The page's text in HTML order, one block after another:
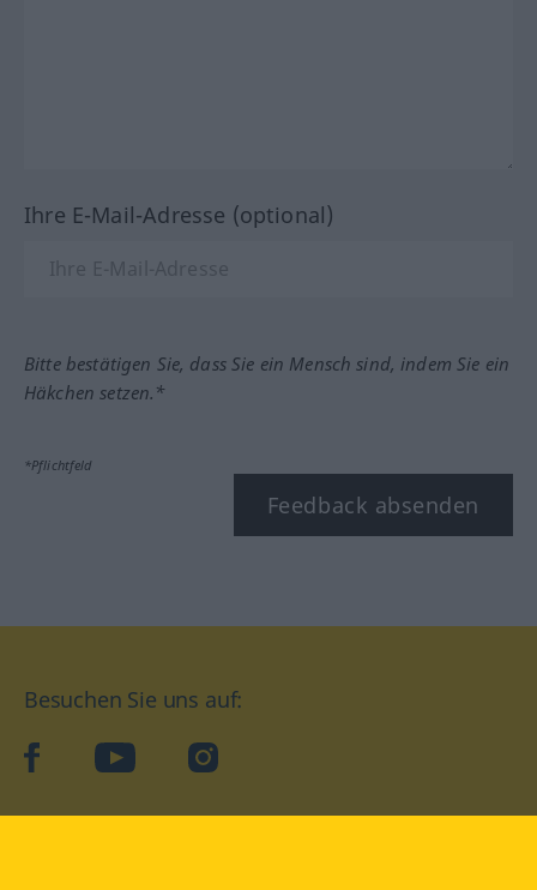
Ihre E-Mail-Adresse (optional)
Bitte bestätigen Sie, dass Sie ein Mensch sind, indem Sie ein
Häkchen setzen.*
*Pflichtfeld
Feedback absenden
Besuchen Sie uns auf:
facebookYouTube Instagram